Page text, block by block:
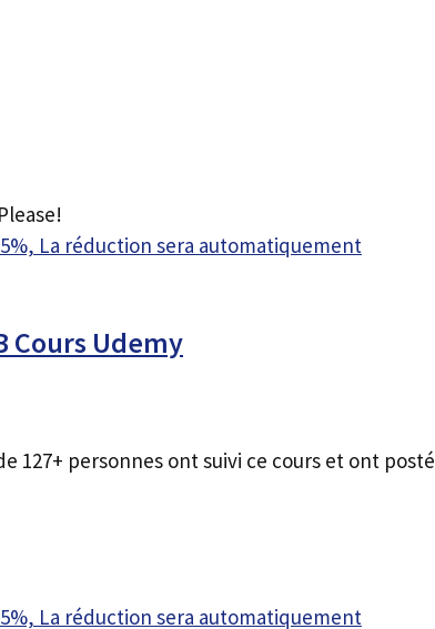
La réduction sera automatiquement
Cours Udemy
127+ personnes ont suivi ce cours et ont posté
La réduction sera automatiquement